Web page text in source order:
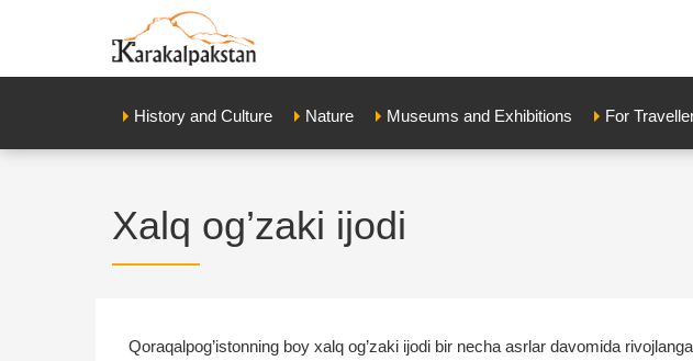
History and Culture Nature Museums and Exhibitions For
Xalq og’zaki ijodi
Qoraqalpog’istonning boy xalq og’zaki ijodi bir necha asrlar davomida